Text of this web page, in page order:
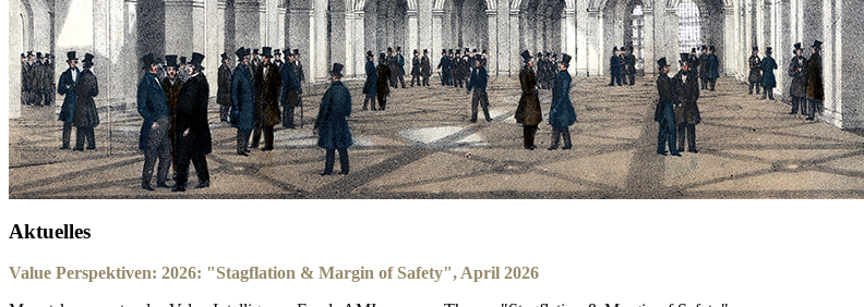
Aktuelles
Value Perspektiven: 2026: "Stagflation & Margin of Safety", April 2026